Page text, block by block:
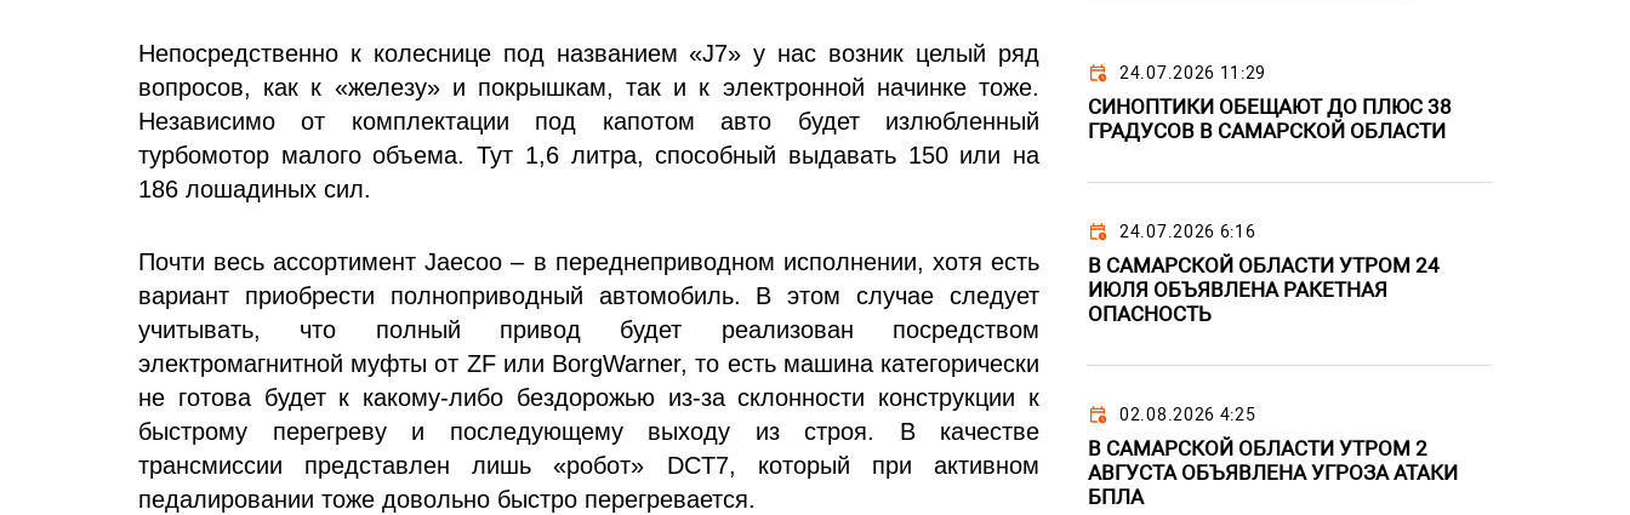
Непосредственно к колеснице под названием «J7» у нас возник целый ряд
вопросов, как к «железу» и покрышкам, так и к электронной начинке тоже.
Независимо от комплектации под капотом авто будет излюбленный
турбомотор малого объема. Тут 1,6 литра, способный выдавать 150 или на
186 лошадиных сил.
Почти весь ассортимент Jaecoo – в переднеприводном исполнении, хотя есть
вариант приобрести полноприводный автомобиль. В этом случае следует
учитывать, что полный привод будет реализован посредством
электромагнитной муфты от ZF или BorgWarner, то есть машина категорически
не готова будет к какому-либо бездорожью из-за склонности конструкции к
быстрому перегреву и последующему выходу из строя. В качестве
трансмиссии представлен лишь «робот» DCT7, который при активном
педалировании тоже довольно быстро перегревается.
24.07.2026 11:29
СИНОПТИКИ ОБЕЩАЮТ ДО ПЛЮС 38
ГРАДУСОВ В САМАРСКОЙ ОБЛАСТИ
24.07.2026 6:16
В САМАРСКОЙ ОБЛАСТИ УТРОМ 24
ИЮЛЯ ОБЪЯВЛЕНА РАКЕТНАЯ
ОПАСНОСТЬ
02.08.2026 4:25
В САМАРСКОЙ ОБЛАСТИ УТРОМ 2
АВГУСТА ОБЪЯВЛЕНА УГРОЗА АТАКИ
БПЛА